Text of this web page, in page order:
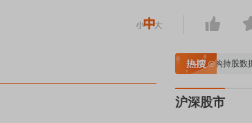
重要机构持股数据
沪深股市